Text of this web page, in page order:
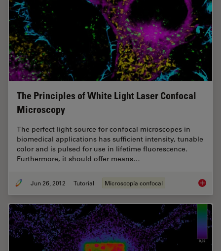
The Principles of White Light Laser Confocal
Microscopy
The perfect light source for confocal microscopes in
biomedical applications has sufficient intensity, tunable
color and is pulsed for use in lifetime fluorescence.
Furthermore, it should offer means…
Jun 26, 2012 Tutorial Microscopía confocal The